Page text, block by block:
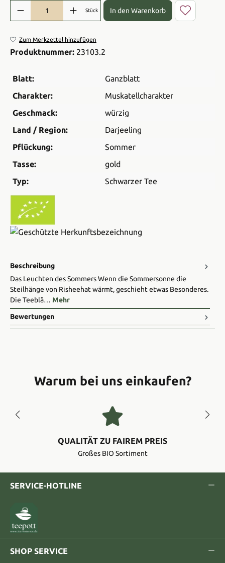
Produkt Anzahl: Gib den gewünschten Wert ein oder benutze die
Stück In den Warenkorb
Zum Merkzettel hinzufügen
Produktnummer: 23103.2
Blatt:
Ganzblatt
Charakter:
Muskatellcharakter
Geschmack:
würzig
Land / Region:
Darjeeling
Pflückung:
Sommer
Tasse:
gold
Typ:
Schwarzer Tee
Beschreibung
Das Leuchten des Sommers Wenn die Sommersonne die
Steilhänge von Risheehat wärmt, geschieht etwas Besonderes.
Die Teeblä… Mehr
Bewertungen
Warum bei uns einkaufen?
QUALITÄT ZU FAIREM PREIS
Großes BIO Sortiment
SERVICE-HOTLINE
SHOP SERVICE